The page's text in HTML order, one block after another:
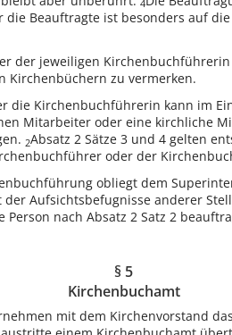
4
Beauftragte ist besonders auf
der jeweiligen
Kirchenbüchern zu vermerken.
die Kirchenbuchführerin kann im
Mitarbeiter oder eine kirchliche
2Absatz 2 Sätze 3 und 4 gelten
oder der
obliegt dem
Aufsichtsbefugnisse anderer
nach Absatz 2 Satz 2
§ 5
Kirchenbuchamt
mit dem Kirchenvorstand